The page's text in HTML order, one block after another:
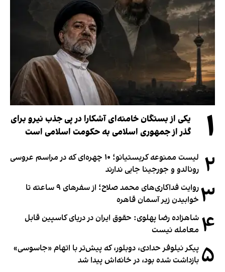
۱
یکی از بستگان خامنه‌ای آشکارا در پی جذب نیرو برای
گذر از جمهوری اسلامی به حکومت اسلامی است
۲
لیست ممنوعه کریستیانو؛ ۱۰ چهره‌ای که در مراسم عروسی
رونالدو و جورجینا جایی ندارند
۳
روایت فداکاری‌های محمد صلاح؛ از سفرهای ۹ ساعته تا
خوابیدن زیر آسمان قاهره
۴ شاهزاده رضا پهلوی: حقوق ایران در دریای کاسپین قابل
معامله نیست
۵ پیکر نیلوفر حدادی، دوبلور، که پیش‌تر با اتهام «جاسوسی»
بازداشت شده بود، در خانه‌اش پیدا شد